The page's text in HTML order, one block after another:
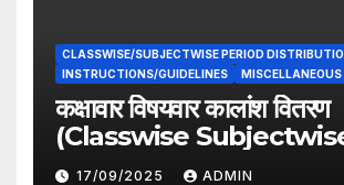
CLASSWISE/SUBJECTWISE PERIOD
INSTRUCTIONS/GUIDELINES
कक्षावार विषयवार कालांश वितरण
(Classwise
period distribution)
17/09/2025 ADMIN